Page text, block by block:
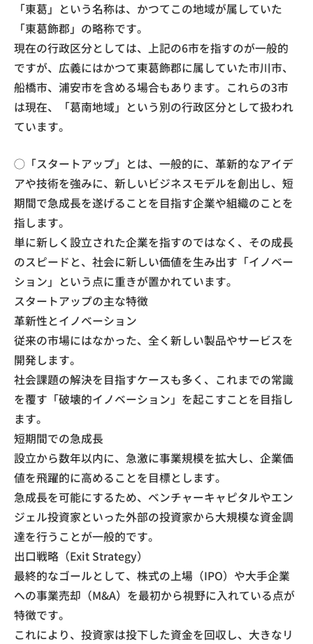
​「東葛」という名称は、かつてこの地域が属していた
「東葛飾郡」の略称です。
現在の行政区分としては、上記の6市を指すのが一般的
ですが、広義にはかつて東葛飾郡に属していた市川市、
船橋市、浦安市を含める場合もあります。これらの3市
は現在、「葛南地域」という別の行政区分として扱われ
ています。
◯​「スタートアップ」とは、一般的に、革新的なアイデ
アや技術を強みに、新しいビジネスモデルを創出し、短
期間で急成長を遂げることを目指す企業や組織のことを
指します。
​単に新しく設立された企業を指すのではなく、その成長
のスピードと、社会に新しい価値を生み出す「イノベー
ション」という点に重きが置かれています。
​スタートアップの主な特徴
​革新性とイノベーション
​従来の市場にはなかった、全く新しい製品やサービスを
開発します。
​社会課題の解決を目指すケースも多く、これまでの常識
を覆す「破壊的イノベーション」を起こすことを目指し
ます。
​短期間での急成長
​設立から数年以内に、急激に事業規模を拡大し、企業価
値を飛躍的に高めることを目標とします。
​急成長を可能にするため、ベンチャーキャピタルやエン
ジェル投資家といった外部の投資家から大規模な資金調
達を行うことが一般的です。
​出口戦略（Exit Strategy）
​最終的なゴールとして、株式の上場（IPO）や大手企業
への事業売却（M&A）を最初から視野に入れている点が
特徴です。
​これにより、投資家は投下した資金を回収し、大きなリ